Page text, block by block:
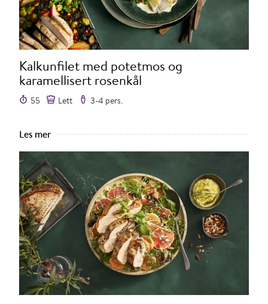
Kalkunfilet med potetmos og
karamellisert rosenkål
55 Lett 3-4 pers.
Les mer